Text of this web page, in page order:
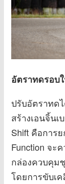
อัตราทดรอบ
ปรับอัตราทด
สร้างเอนจิ้น
Shift คือการ
Function จะ
กล่องควบคุม
โดยการขับเ